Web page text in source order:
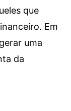
que
Em
uma
da